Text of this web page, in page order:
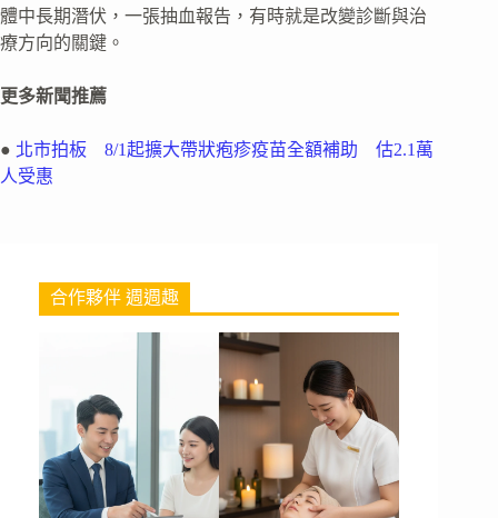
體中長期潛伏，一張抽血報告，有時就是改變診斷與治
療方向的關鍵。
更多新聞推薦
● 北市拍板 8/1起擴大帶狀疱疹疫苗全額補助 估2.1萬
人受惠
合作夥伴 週週趣